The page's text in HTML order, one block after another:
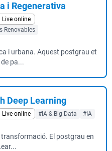
i Regenerativa
Live online
Renovables
i urbana. Aquest postgrau et
pa...
Deep Learning
Live online #IA & Big Data #IA
El postgrau en